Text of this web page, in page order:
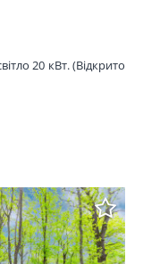
20 кВт. (Відкрито